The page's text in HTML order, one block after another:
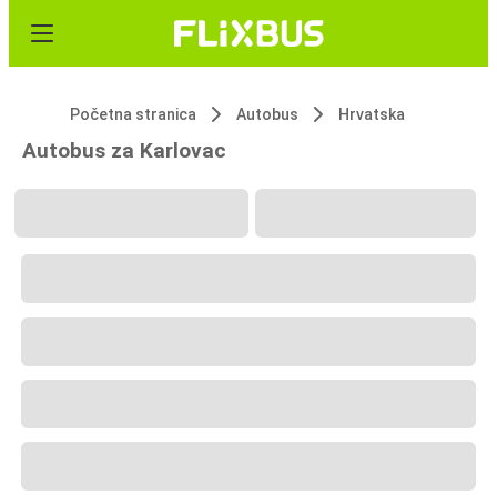
Početna stranica Autobus Hrvatska
Autobus za Karlovac